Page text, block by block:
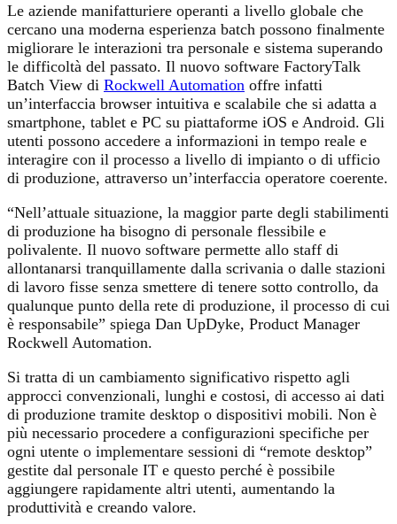
Le aziende manifatturiere operanti a livello globale che
cercano una moderna esperienza batch possono finalmente
migliorare le interazioni tra personale e sistema superando
le difficoltà del passato. Il nuovo software FactoryTalk
Batch View di Rockwell Automation offre infatti
un’interfaccia browser intuitiva e scalabile che si adatta a
smartphone, tablet e PC su piattaforme iOS e Android. Gli
utenti possono accedere a informazioni in tempo reale e
interagire con il processo a livello di impianto o di ufficio
di produzione, attraverso un’interfaccia operatore coerente.
“Nell’attuale situazione, la maggior parte degli stabilimenti
di produzione ha bisogno di personale flessibile e
polivalente. Il nuovo software permette allo staff di
allontanarsi tranquillamente dalla scrivania o dalle stazioni
di lavoro fisse senza smettere di tenere sotto controllo, da
qualunque punto della rete di produzione, il processo di cui
è responsabile” spiega Dan UpDyke, Product Manager
Rockwell Automation.
Si tratta di un cambiamento significativo rispetto agli
approcci convenzionali, lunghi e costosi, di accesso ai dati
di produzione tramite desktop o dispositivi mobili. Non è
più necessario procedere a configurazioni specifiche per
ogni utente o implementare sessioni di “remote desktop”
gestite dal personale IT e questo perché è possibile
aggiungere rapidamente altri utenti, aumentando la
produttività e creando valore.